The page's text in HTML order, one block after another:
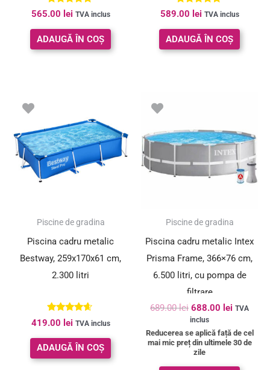
Evaluat la
5.00
din 5
565.00 lei TVA inclus
ADAUGĂ ÎN COȘ
Evaluat la
5.00
din 5
589.00 lei TVA inclus
ADAUGĂ ÎN COȘ
Piscine de gradina
Piscina cadru metalic
Bestway, 259x170x61 cm,
2.300 litri
Evaluat la
4.50
din 5
419.00 lei TVA inclus
ADAUGĂ ÎN COȘ
SUPER PREȚ!
Piscine de gradina
Piscina cadru metalic Intex
Prisma Frame, 366×76 cm,
6.500 litri, cu pompa de
filtrare
689.00lei
fost:
689.00 lei.
688.00 lei
688.00
TVA
inclus
Reducerea se aplică față de cel
mai mic preț din ultimele 30 de
zile